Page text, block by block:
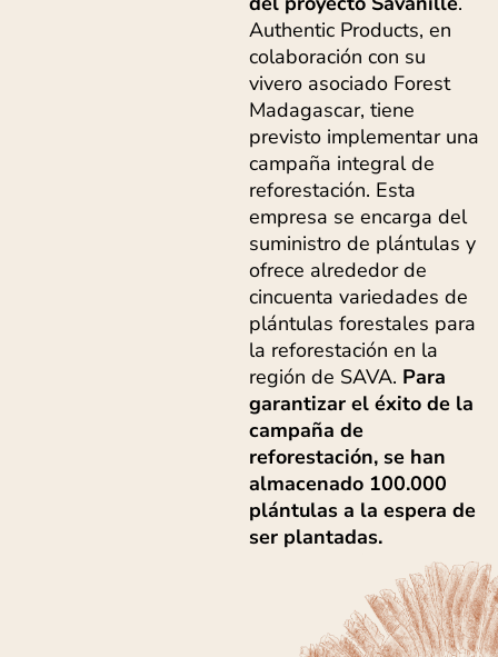
Authentic Products, en
colaboración con su
vivero asociado Forest
Madagascar, tiene
previsto implementar una
campaña integral de
reforestación. Esta
empresa se encarga del
suministro de plántulas y
ofrece alrededor de
cincuenta variedades de
plántulas forestales para
la reforestación en la
región de SAVA. Para
garantizar el éxito de la
campaña de
reforestación, se han
almacenado 100.000
plántulas a la espera de
ser plantadas.